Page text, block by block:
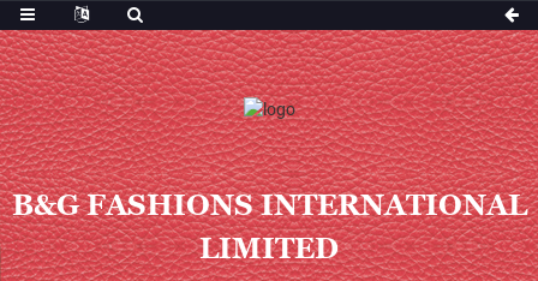
B&G FASHIONS INTERNATIONAL
LIMITED